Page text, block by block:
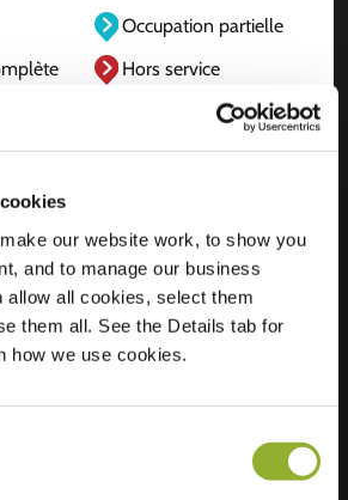
our website work, to show you
and to manage our business
allow all cookies, select them
them all. See the Details tab for
how we use cookies.
Occupation partielle
Hors service
Dorpsstraat 73
2960 Brecht
Belgique